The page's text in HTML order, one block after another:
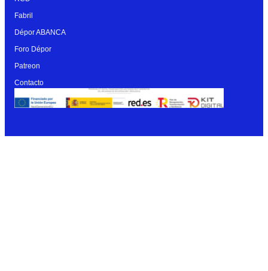
Fabril
Dépor ABANCA
Foro Dépor
Patreon
Contacto